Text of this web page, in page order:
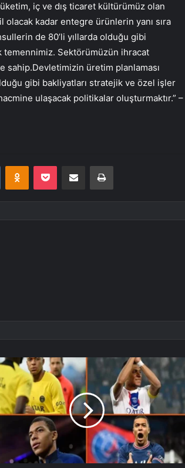
iç ve dış ticaret kültürümüz olan
olacak kadar entegre ürünlerin yanı sıra
de 80’li yıllarda olduğu gibi
temennimiz. Sektörümüzün ihracat
sahip.Devletimizin üretim planlaması
gibi bakliyatları stratejik ve özel işler
ulaşacak politikalar oluşturmaktır.” –
VKontakteOdnoklassniki
Pocket E-Posta ile paylaş Yazdır